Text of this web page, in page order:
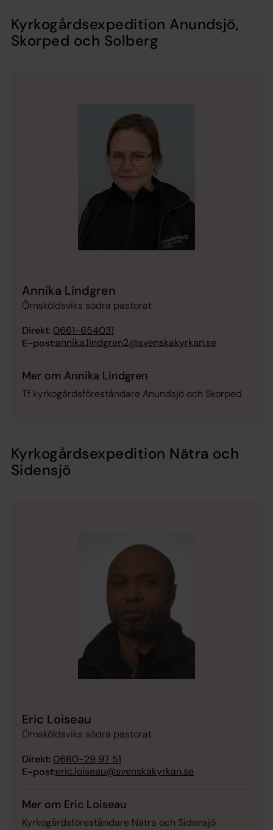
Kyrkogårdsexpedition Anundsjö,
Skorped och Solberg
Annika Lindgren
Örnsköldsviks södra pastorat
Direkt: 0661-654031
E-post:annika.lindgren2@svenskakyrkan.se
Mer om Annika Lindgren
Tf kyrkogårdsföreståndare Anundsjö och Skorped
Kyrkogårdsexpedition Nätra och
Sidensjö
Eric Loiseau
Örnsköldsviks södra pastorat
Direkt: 0660-29 97 51
E-post:eric.loiseau@svenskakyrkan.se
Mer om Eric Loiseau
Kyrkogårdsföreståndare Nätra och Sidensjö